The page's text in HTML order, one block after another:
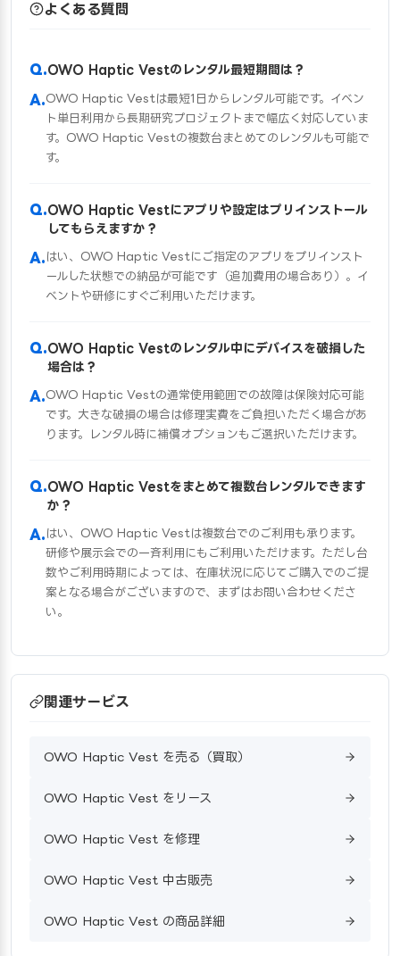
よくある質問
OWO Haptic Vestのレンタル最短期間は？
OWO Haptic Vestは最短1日からレンタル可能です。イベン
ト単日利用から長期研究プロジェクトまで幅広く対応していま
す。OWO Haptic Vestの複数台まとめてのレンタルも可能で
す。
OWO Haptic Vestにアプリや設定はプリインストール
してもらえますか？
はい、OWO Haptic Vestにご指定のアプリをプリインスト
ールした状態での納品が可能です（追加費用の場合あり）。イ
ベントや研修にすぐご利用いただけます。
OWO Haptic Vestのレンタル中にデバイスを破損した
場合は？
OWO Haptic Vestの通常使用範囲での故障は保険対応可能
です。大きな破損の場合は修理実費をご負担いただく場合があ
ります。レンタル時に補償オプションもご選択いただけます。
OWO Haptic Vestをまとめて複数台レンタルできます
か？
はい、OWO Haptic Vestは複数台でのご利用も承ります。
研修や展示会での一斉利用にもご利用いただけます。ただし台
数やご利用時期によっては、在庫状況に応じてご購入でのご提
案となる場合がございますので、まずはお問い合わせくださ
い。
関連サービス
OWO Haptic Vest を売る（買取）
OWO Haptic Vest をリース
OWO Haptic Vest を修理
OWO Haptic Vest 中古販売
OWO Haptic Vest の商品詳細